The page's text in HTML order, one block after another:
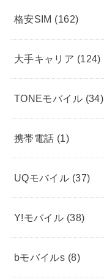
格安SIM (162)
大手キャリア (124)
TONEモバイル (34)
携帯電話 (1)
UQモバイル (37)
Y!モバイル (38)
bモバイルs (8)